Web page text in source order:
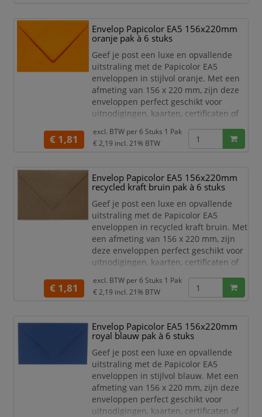
certificaten en promotionele mailings.
Met een formaat van
bieden de enveloppen ruimte aan A5-
docu
Envelop Papicolor EA5 156x220mm
oranje pak à 6 stuks
Geef je post een luxe en opvallende
uitstraling met de Papicolor EA5
enveloppen in stijlvol oranje. Met een
afmeting van 156 x 220 mm, zijn deze
enveloppen perfect geschikt voor
uitnodigingen, kaarten, certificaten of
Het hoge kwaliteit papier is stevig,
opvallende oranje kleur is ideaal voor
speciale gelegenheden en
marketingdoeleinden. Het praktische E
€ 1,81
excl. BTW per6 Stuks 1 Pak
€ 2,19 incl. 21% BTW
Envelop Papicolor EA5 156x220mm
recycled kraft bruin pak à 6 stuks
Geef je post een luxe en opvallende
uitstraling met de Papicolor EA5
enveloppen in recycled kraft bruin. Met
een afmeting van 156 x 220 mm, zijn
deze enveloppen perfect geschikt voor
uitnodigingen, kaarten, certificaten of
Het hoge kwaliteit papier is stevig,
natuurlijke bruine kleur is ideaal voor
speciale gelegenheden en
marketingdoeleinden. Het prakti
€ 1,81
excl. BTW per6 Stuks 1 Pak
€ 2,19 incl. 21% BTW
Envelop Papicolor EA5 156x220mm
royal blauw pak à 6 stuks
Geef je post een luxe en opvallende
uitstraling met de Papicolor EA5
enveloppen in stijlvol blauw. Met een
afmeting van 156 x 220 mm, zijn deze
enveloppen perfect geschikt voor
uitnodigingen, kaarten, certificaten of